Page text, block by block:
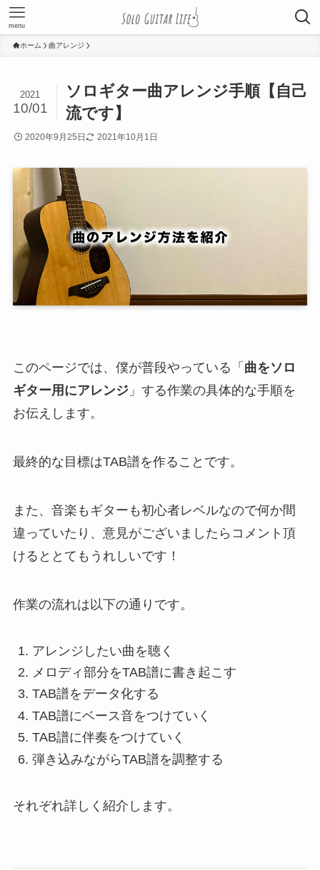
menu
ホーム 曲アレンジ
ソロギター曲アレンジ手順【自己
流です】
2021
10/01
2020年9月25日 2021年10月1日
このページでは、僕が普段やっている「 曲をソロ
ギター用にアレンジ」する作業の具体的な手順を
お伝えします。
最終的な目標はTAB譜を作ることです。
また、音楽もギターも初心者レベルなので何か間
違っていたり、意見がございましたらコメント頂
けるととてもうれしいです！
作業の流れは以下の通りです。
アレンジしたい曲を聴く
メロディ部分をTAB譜に書き起こす
TAB譜をデータ化する
TAB譜にベース音をつけていく
TAB譜に伴奏をつけていく
弾き込みながらTAB譜を調整する
それぞれ詳しく紹介します。